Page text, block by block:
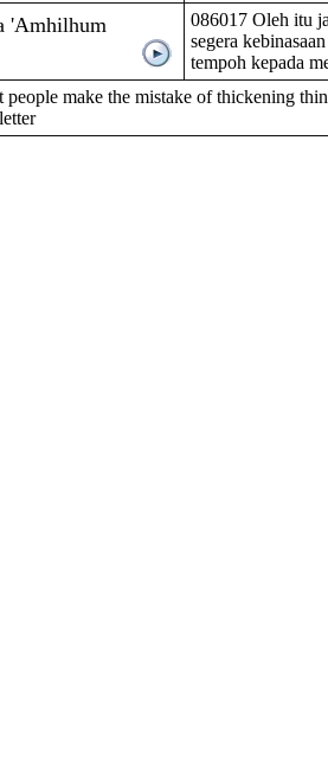
'Amhilhum
086017 Oleh itu
segera
tempoh kepada
people make the mistake of thickening